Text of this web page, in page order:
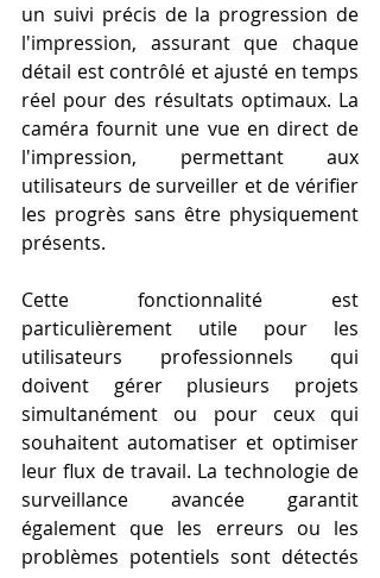
un suivi précis de la progression de
l'impression, assurant que chaque
détail est contrôlé et ajusté en temps
réel pour des résultats optimaux. La
caméra fournit une vue en direct de
l'impression, permettant aux
utilisateurs de surveiller et de vérifier
les progrès sans être physiquement
présents.
Cette fonctionnalité est
particulièrement utile pour les
utilisateurs professionnels qui
doivent gérer plusieurs projets
simultanément ou pour ceux qui
souhaitent automatiser et optimiser
leur flux de travail. La technologie de
surveillance avancée garantit
également que les erreurs ou les
problèmes potentiels sont détectés